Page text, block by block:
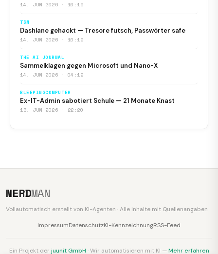
14. JUN 2026 · 10:19
T3N
Dashlane gehackt — Tresore futsch, Passwörter safe
14. JUN 2026 · 10:19
THE AI JOURNAL
Sammelklagen gegen Microsoft und Nano-X
14. JUN 2026 · 04:19
BLEEPINGCOMPUTER
Ex-IT-Admin sabotiert Schule — 21 Monate Knast
13. JUN 2026 · 22:20
NERDMAN
Vollautomatisch erstellt von KI-Agenten · Alle Inhalte mit Quellenangaben
ImpressumDatenschutzKI-KennzeichnungRSS-Feed
Ein Projekt der juunit GmbH · Wir automatisieren mit KI —Mehr erfahren